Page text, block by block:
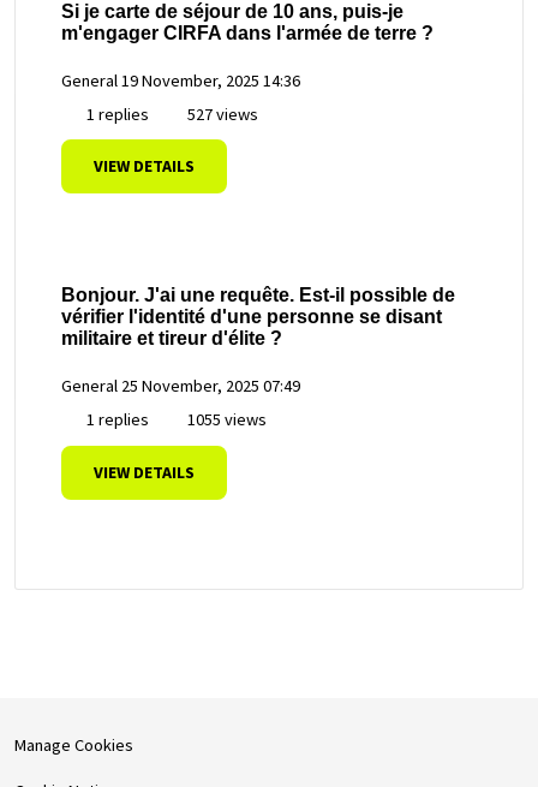
Si je carte de séjour de 10 ans, puis-je
m'engager CIRFA dans l'armée de terre ?
General19 November, 2025 14:36
1 replies
527 views
VIEW DETAILS
Bonjour. J'ai une requête. Est-il possible de
vérifier l'identité d'une personne se disant
militaire et tireur d'élite ?
General 25 November, 2025 07:49
1 replies
1055 views
VIEW DETAILS
Manage Cookies